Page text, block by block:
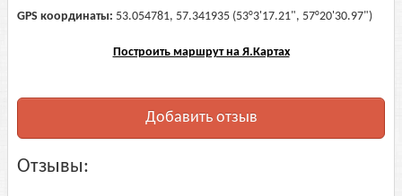
GPS координаты: 53.054781, 57.341935 (53°3'17.21", 57°20'30.97")
Построить маршрут на Я.Картах
Добавить отзыв
Отзывы: